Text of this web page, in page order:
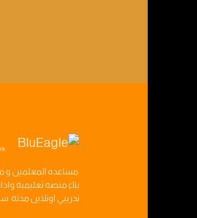
مساعده المعلمين و
بناءمنصه تعليميه
تدريبي اونلاين مدته